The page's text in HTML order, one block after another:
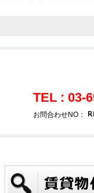
TEL : 03-
お問合わせNO：